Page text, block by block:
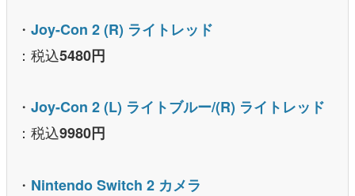
・ Joy-Con 2 (R) ライトレッド
：税込5480円
・ Joy-Con 2 (L) ライトブルー/(R) ライトレッド
：税込9980円
・ Nintendo Switch 2 カメラ